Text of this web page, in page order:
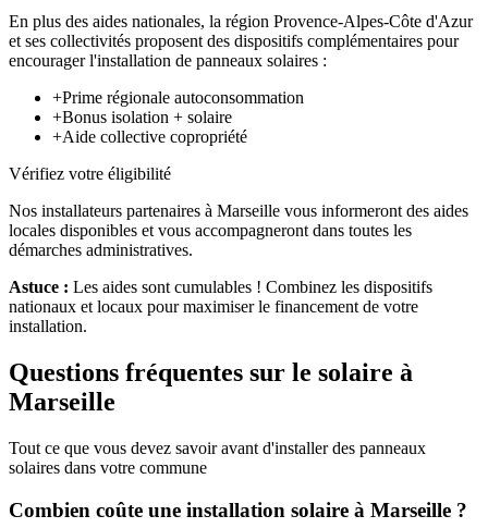
En plus des aides nationales, la région Provence-Alpes-Côte d'Azur
et ses collectivités proposent des dispositifs complémentaires pour
encourager l'installation de panneaux solaires :
+Prime régionale autoconsommation
+Bonus isolation + solaire
+Aide collective copropriété
Vérifiez votre éligibilité
Nos installateurs partenaires à Marseille vous informeront des aides
locales disponibles et vous accompagneront dans toutes les
démarches administratives.
Astuce : Les aides sont cumulables ! Combinez les dispositifs
nationaux et locaux pour maximiser le financement de votre
installation.
Questions fréquentes sur le solaire à
Marseille
Tout ce que vous devez savoir avant d'installer des panneaux
solaires dans votre commune
Combien coûte une installation solaire à Marseille ?